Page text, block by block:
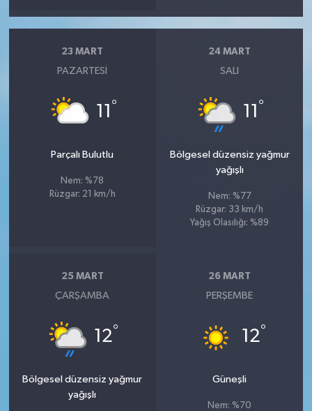
23 MART
PAZARTESI
11 °
Parçalı Bulutlu
Nem: %78
Rüzgar: 21 km/h
24 MART
SALI
11 °
Bölgesel düzensiz yağmur
yağışlı
Nem: %77
Rüzgar: 33 km/h
Yağış Olasılığı: %89
25 MART
ÇARŞAMBA
12°
Bölgesel düzensiz yağmur
yağışlı
26 MART
PERŞEMBE
12°
Güneşli
Nem: %70